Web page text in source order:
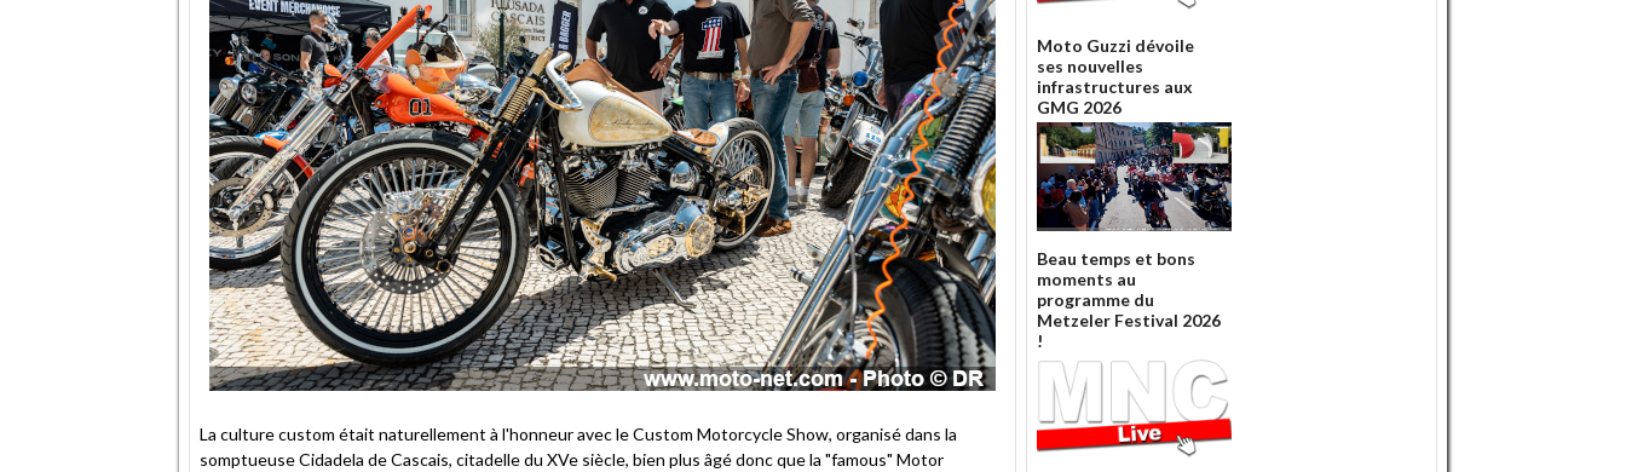
La culture custom était naturellement à l'honneur avec le Custom Motorcycle Show, organisé dans la
somptueuse Cidadela de Cascais, citadelle du XVe siècle, bien plus âgé donc que la "famous" Motor
Moto Guzzi dévoile
ses nouvelles
infrastructures aux
GMG 2026
Beau temps et bons
moments au
programme du
Metzeler Festival 2026
!